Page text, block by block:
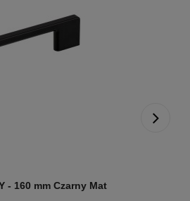
- 160 mm Czarny Mat